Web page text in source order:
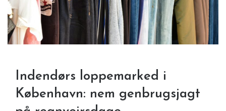
Indendørs loppemarked i
København: nem genbrugsjagt